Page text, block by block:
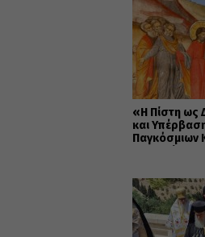
«Η Πίστη ως
και
Παγκόσμιων